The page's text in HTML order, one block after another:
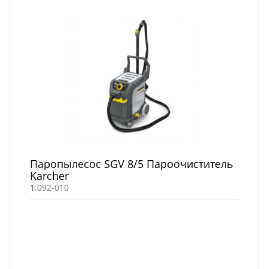
Паропылесос SGV 8/5 Пароочиститель
Karcher
1.092-010